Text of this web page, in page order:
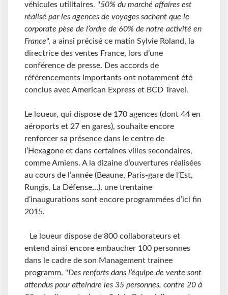
véhicules utilitaires. "50% du marché affaires est
réalisé par les agences de voyages sachant que le
corporate pèse de l’ordre de 60% de notre activité en
France", a ainsi précisé ce matin Sylvie Roland, la
directrice des ventes France, lors d’une
conférence de presse. Des accords de
référencements importants ont notamment été
conclus avec American Express et BCD Travel.
Le loueur, qui dispose de 170 agences (dont 44 en
aéroports et 27 en gares), souhaite encore
renforcer sa présence dans le centre de
l’Hexagone et dans certaines villes secondaires,
comme Amiens. A la dizaine d’ouvertures réalisées
au cours de l’année (Beaune, Paris-gare de l’Est,
Rungis, La Défense…), une trentaine
d’inaugurations sont encore programmées d’ici fin
2015.
Le loueur dispose de 800 collaborateurs et
entend ainsi encore embaucher 100 personnes
dans le cadre de son Management trainee
programm. "Des renforts dans l’équipe de vente sont
attendus pour atteindre les 35 personnes, contre 20 à